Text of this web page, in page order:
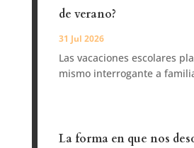
de verano?
31 Jul 2026
Las vacaciones escolares
mismo interrogante a
La forma en que nos